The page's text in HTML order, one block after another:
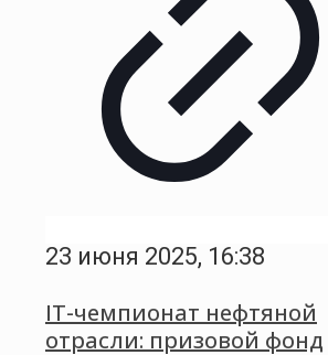
23 июня 2025, 16:38
IT-чемпионат нефтяной
отрасли: призовой фонд